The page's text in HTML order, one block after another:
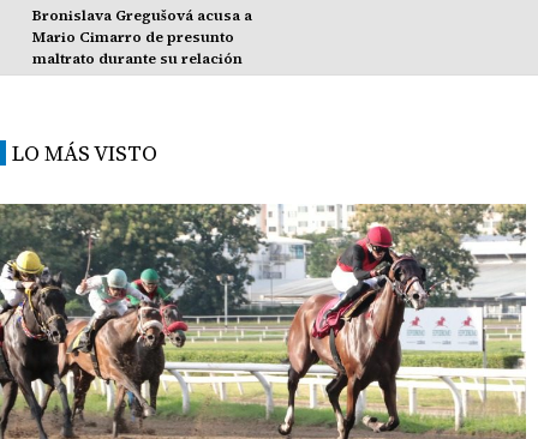
Bronislava Gregušová acusa a
Mario Cimarro de presunto
maltrato durante su relación
LO MÁS VISTO